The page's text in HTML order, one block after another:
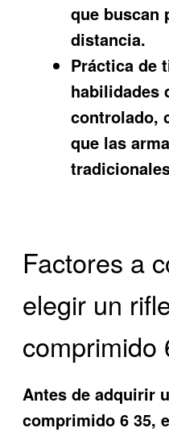
que buscan
distancia.
Práctica de
habilidades
controlado,
que las
Factores a
elegir un
comprimido
Antes de adquirir
comprimido 6 35,